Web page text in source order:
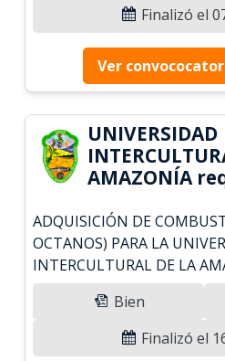
Finalizó el
Ver
UNIVERSIDAD
AMAZONÍA
ADQUISICIÓN DE
OCTANOS) PARA LA
INTERCULTURAL DE LA
Bien
Finalizó el